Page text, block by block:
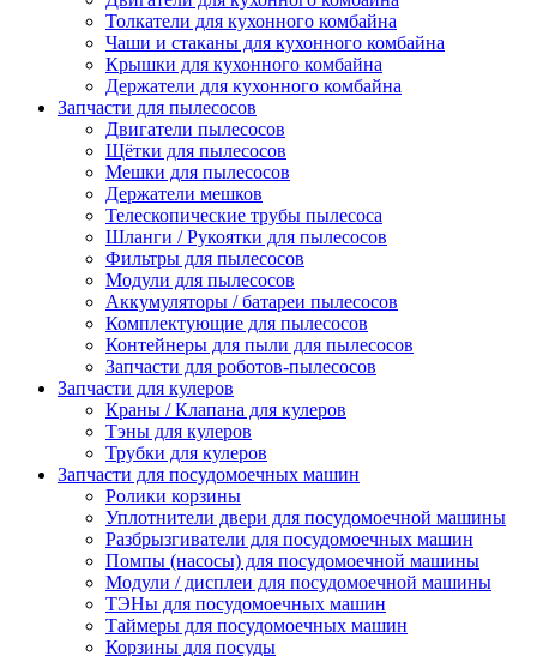
Толкатели для кухонного комбайна
Чаши и стаканы для кухонного комбайна
Крышки для кухонного комбайна
Держатели для кухонного комбайна
Запчасти для пылесосов
Двигатели пылесосов
Щётки для пылесосов
Мешки для пылесосов
Держатели мешков
Телескопические трубы пылесоса
Шланги / Рукоятки для пылесосов
Фильтры для пылесосов
Модули для пылесосов
Аккумуляторы / батареи пылесосов
Комплектующие для пылесосов
Контейнеры для пыли для пылесосов
Запчасти для роботов-пылесосов
Запчасти для кулеров
Краны / Клапана для кулеров
Тэны для кулеров
Трубки для кулеров
Запчасти для посудомоечных машин
Ролики корзины
Уплотнители двери для посудомоечной машины
Разбрызгиватели для посудомоечных машин
Помпы (насосы) для посудомоечной машины
Модули / дисплеи для посудомоечной машины
ТЭНы для посудомоечных машин
Таймеры для посудомоечных машин
Корзины для посуды